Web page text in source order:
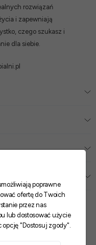
rozwiązań
i zapewniają
czego szukasz i
dla siebie.
poprawne
ofertę do Twoich
przez nas
lub dostosować użycie
opcję "Dostosuj zgody".